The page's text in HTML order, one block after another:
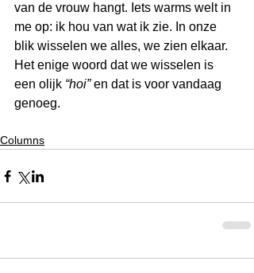
van de vrouw hangt. Iets warms welt in
me op: ik hou van wat ik zie. In onze
blik wisselen we alles, we zien elkaar.
Het enige woord dat we wisselen is
een olijk “hoi” en dat is voor vandaag
genoeg.
Columns